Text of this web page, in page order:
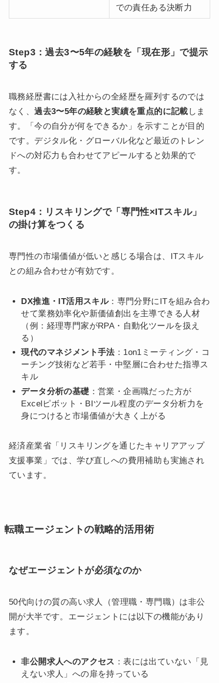
での責任ある決断力
Step3：過去3〜5年の経験を「現在形」で提示
する
職務経歴書には入社からの全経歴を羅列するのでは
なく、過去3〜5年の経験と実績を重点的に記載 しま
す。「今の自分が何をできるか」を示すことが目的
です。デジタル化・グローバル化など最近のトレン
ドへの対応力も合わせてアピールすると効果的で
す。
Step4：リスキリングで「専門性×ITスキル」
の掛け算をつくる
専門性の市場価値が低いと感じる場合は、ITスキル
との組み合わせが有効です。
DX推進・IT活用スキル：専門分野にITを組み合わ
せて業務効率化や新価値創出を主導できる人材
（例：経理専門家がRPA・自動化ツールを扱え
る）
現代のマネジメント手法 ：1on1ミーティング・コ
ーチング技術など若手・中堅層に合わせた指導ス
キル
データ分析の基礎 ：営業・企画職だった方が
Excelピボット・BIツール程度のデータ分析力を
身につけると市場価値が大きく上がる
経済産業省「リスキリングを通じたキャリアアップ
支援事業」では、学び直しへの費用補助も実施され
ています。
転職エージェントの戦略的活用術
なぜエージェントが必須なのか
50代向けの質の高い求人（管理職・専門職）は非公
開が大半です。エージェントには以下の機能があり
ます。
非公開求人へのアクセス ：表には出ていない「見
えない求人」への扉を持っている